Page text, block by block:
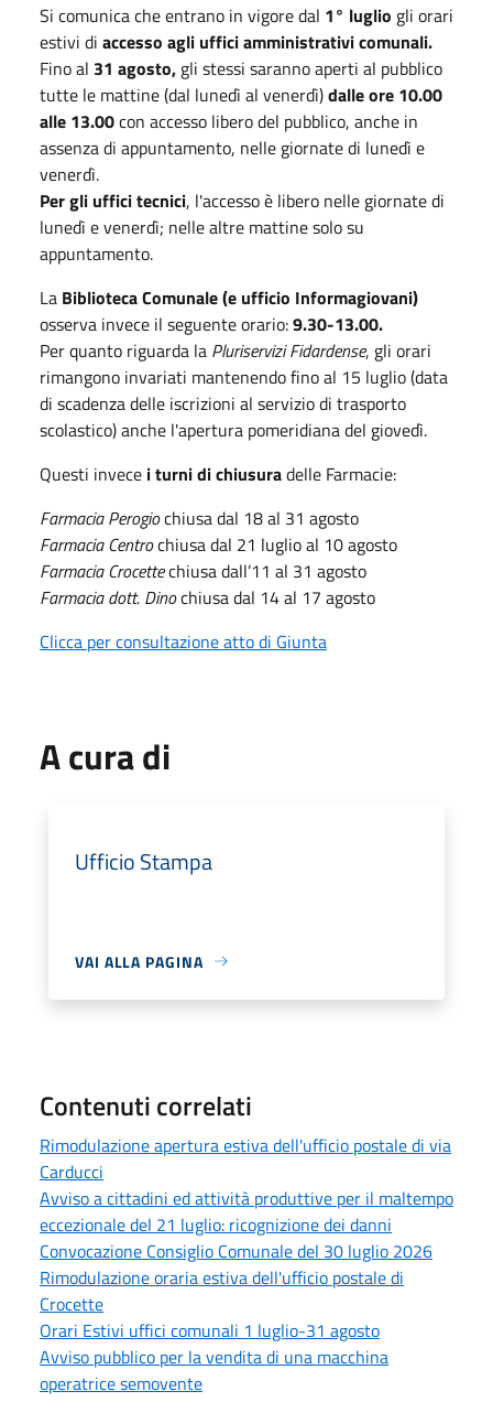
Si comunica che entrano in vigore dal 1° luglio gli orari
estivi di accesso agli uffici amministrativi comunali.
Fino al 31 agosto, gli stessi saranno aperti al pubblico
tutte le mattine (dal lunedì al venerdì)dalle ore 10.00
alle 13.00con accesso libero del pubblico, anche in
assenza di appuntamento, nelle giornate di lunedì e
venerdì.
Per gli uffici tecnici, l'accesso è libero nelle giornate di
lunedì e venerdì; nelle altre mattine solo su
appuntamento.
La Biblioteca Comunale (e ufficio Informagiovani)
osserva invece il seguente orario:9.30-13.00.
Per quanto riguarda la Pluriservizi Fidardense, gli orari
rimangono invariati mantenendo fino al 15 luglio (data
di scadenza delle iscrizioni al servizio di trasporto
scolastico) anche l'apertura pomeridiana del giovedì.
Questi invece i turni di chiusuradelle Farmacie:
Farmacia Perogiochiusa dal 18 al 31 agosto
Farmacia Centrochiusa dal 21 luglio al 10 agosto
Farmacia Crocettechiusa dall’11 al 31 agosto
Farmacia dott. Dinochiusa dal 14 al 17 agosto
Clicca per consultazione atto di Giunta
A cura di
Ufficio Stampa
VAI ALLA PAGINA
Contenuti correlati
Rimodulazione apertura estiva dell'ufficio postale di via
Carducci
Avviso a cittadini ed attività produttive per il maltempo
eccezionale del 21 luglio: ricognizione dei danni
Convocazione Consiglio Comunale del 30 luglio 2026
Rimodulazione oraria estiva dell'ufficio postale di
Crocette
Orari Estivi uffici comunali 1 luglio-31 agosto
Avviso pubblico per la vendita di una macchina
operatrice semovente